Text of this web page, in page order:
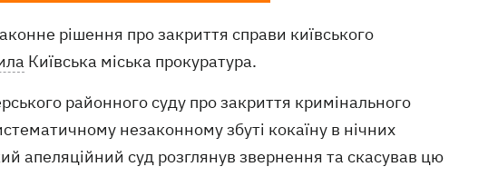
рішення про закриття справи київського
Київська міська прокуратура.
районного суду про закриття кримінального
незаконному збуті кокаїну в нічних
апеляційний суд розглянув звернення та скасував цю